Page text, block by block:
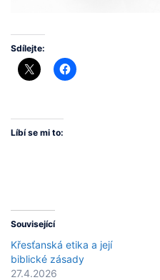
Sdílejte:
Líbí se mi to:
Související
Křesťanská etika a její
biblické zásady
27.4.2026